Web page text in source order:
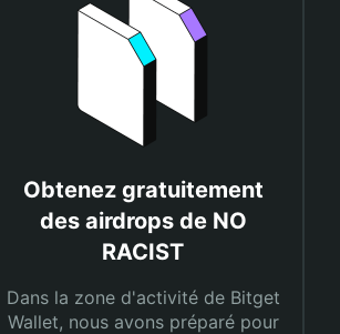
Obtenez gratuitement
des airdrops de NO
RACIST
Dans la zone d'activité de Bitget
Wallet, nous avons préparé pour